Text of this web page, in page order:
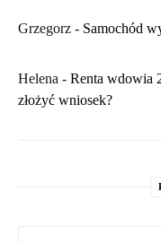
Grzegorz - Samochód
Helena - Renta wdowia
złożyć wniosek?